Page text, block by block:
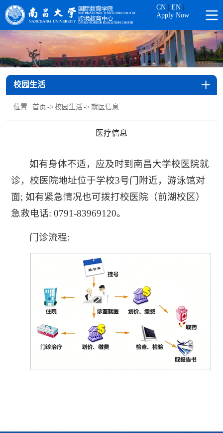
CN| EN|
Apply Now
校园生活
位置: 首页 -> 校园生活-> 就医信息
医疗信息
如有身体不适，应及时到南昌大学校医院就
诊，校医院地址位于学校3号门附近，游泳馆对
面; 如有紧急情况也可拨打校医院（前湖校区）
急救电话: 0791-83969120。
门诊流程: